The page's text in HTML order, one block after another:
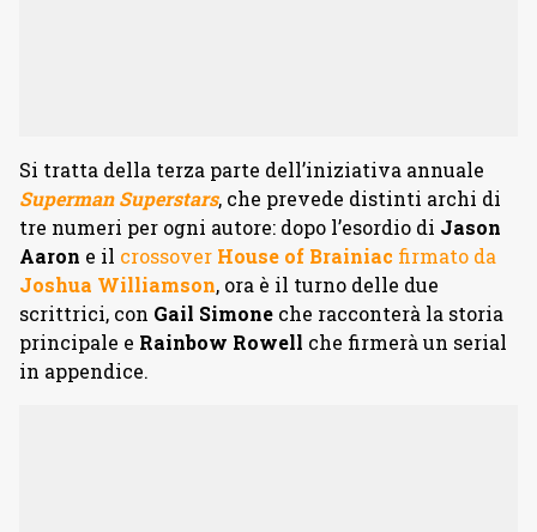
Si tratta della terza parte dell’iniziativa annuale
Superman Superstars, che prevede distinti archi di
tre numeri per ogni autore: dopo l’esordio di Jason
Aaron e il crossover House of Brainiac firmato da
Joshua Williamson, ora è il turno delle due
scrittrici, con Gail Simone che racconterà la storia
principale e Rainbow Rowell che firmerà un serial
in appendice.